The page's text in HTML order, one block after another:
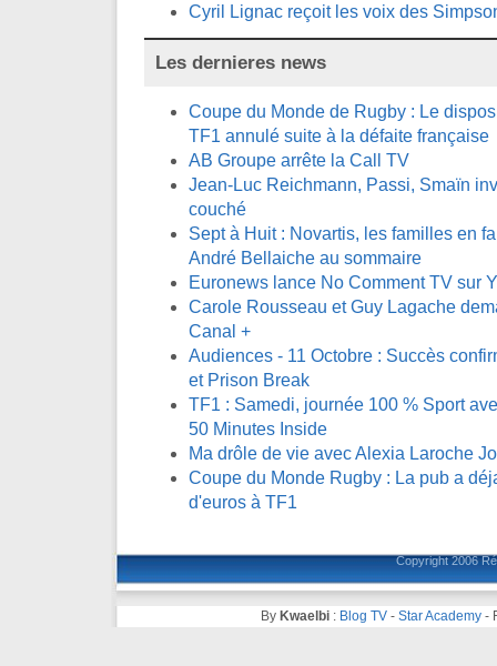
Cyril Lignac reçoit les voix des
Les dernieres news
Coupe du Monde de Rugby : Le
TF1 annulé suite à la défaite française
AB Groupe arrête la Call TV
Jean-Luc Reichmann, Passi, Smaïn
couché
Sept à Huit : Novartis, les familles en
André Bellaiche au sommaire
Euronews lance No Comment TV sur
Carole Rousseau et Guy Lagache
Canal +
Audiences - 11 Octobre : Succès
et Prison Break
TF1 : Samedi, journée 100 % Sport
50 Minutes Inside
Ma drôle de vie avec Alexia Laroche
Coupe du Monde Rugby : La pub a
d'euros à TF1
Copyright 2006
By Kwaelbi: Blog TV- Star Academy-